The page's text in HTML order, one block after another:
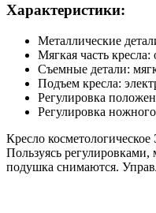
Характеристики:
Металлические
Мягкая часть
Съемные детали:
Подъем кресла:
Регулировка
Регулировка
Кресло
Пользуясь
подушка снимаются.